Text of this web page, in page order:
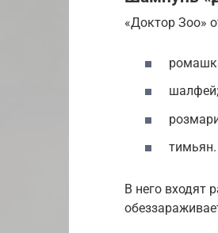
«Доктор Зоо»
шалфей;
тимьян.
В него входят